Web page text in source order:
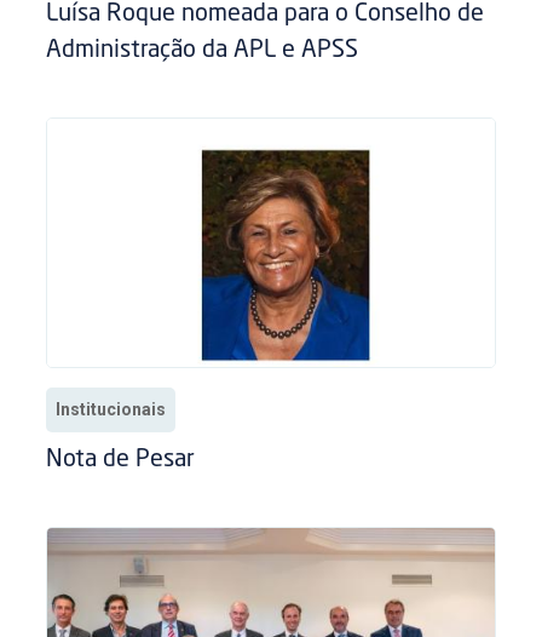
Luísa Roque nomeada para o Conselho de
Administração da APL e APSS
Institucionais
Nota de Pesar